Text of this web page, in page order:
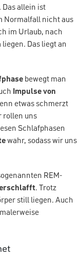
Das allein ist
Normalfall nicht aus
im Urlaub, nach
liegen. Das liegt an
bewegt man
Impulse von
etwas schmerzt
rollen uns
Schlafphasen
wahr, sodass wir uns
REM-
. Trotz
still liegen. Auch